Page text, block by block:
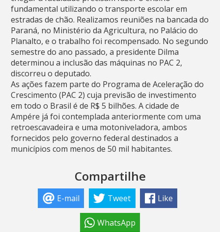
fundamental utilizando o transporte escolar em
estradas de chão. Realizamos reuniões na bancada do
Paraná, no Ministério da Agricultura, no Palácio do
Planalto, e o trabalho foi recompensado. No segundo
semestre do ano passado, a presidente Dilma
determinou a inclusão das máquinas no PAC 2,
discorreu o deputado.
As ações fazem parte do Programa de Aceleração do
Crescimento (PAC 2) cuja previsão de investimento
em todo o Brasil é de R$ 5 bilhões. A cidade de
Ampére já foi contemplada anteriormente com uma
retroescavadeira e uma motoniveladora, ambos
fornecidos pelo governo federal destinados a
municípios com menos de 50 mil habitantes.
Compartilhe
E-mail Tweet Like
WhatsApp